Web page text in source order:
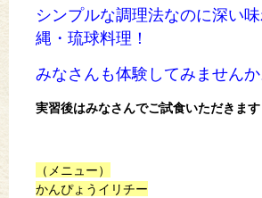
シンプルな調理法なのに深い
縄・琉球料理！
みなさんも体験してみませんか
実習後はみなさんでご試食いただきます
（メニュー）
かんぴょうイリチー